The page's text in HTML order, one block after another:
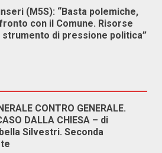
(M5S): “Basta polemiche,
con il Comune. Risorse
strumento di pressione politica”
CONTRO GENERALE.
DALLA CHIESA – di
Silvestri. Seconda